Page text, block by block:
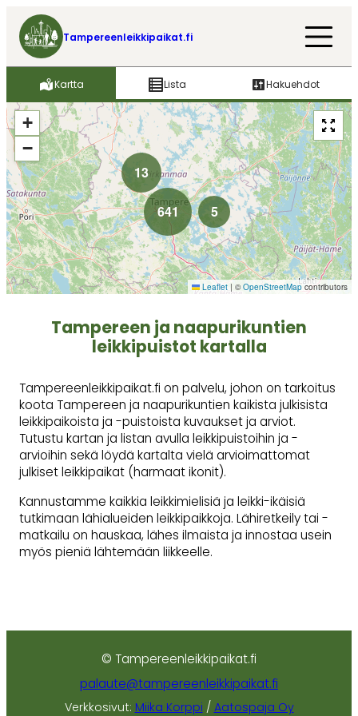
Tampereenleikkipaikat.fi
Kartta Lista Hakuehdot
5
13
641
+
−
Leaflet | © OpenStreetMapcontributors
Tampereen ja naapurikuntien
leikkipuistot kartalla
Tampereenleikkipaikat.fi on palvelu, johon on tarkoitus
koota Tampereen ja naapurikuntien kaikista julkisista
leikkipaikoista ja -puistoista kuvaukset ja arviot.
Tutustu kartan ja listan avulla leikkipuistoihin ja -
arvioihin sekä löydä kartalta vielä arvioimattomat
julkiset leikkipaikat (harmaat ikonit).
Kannustamme kaikkia leikkimielisiä ja leikki-ikäisiä
tutkimaan lähialueiden leikkipaikkoja. Lähiretkeily tai -
matkailu on hauskaa, lähes ilmaista ja innostaa usein
myös pieniä lähtemään liikkeelle.
© Tampereenleikkipaikat.fi
palaute@tampereenleikkipaikat.fi
Verkkosivut: Miika Korppi / Aatospaja Oy